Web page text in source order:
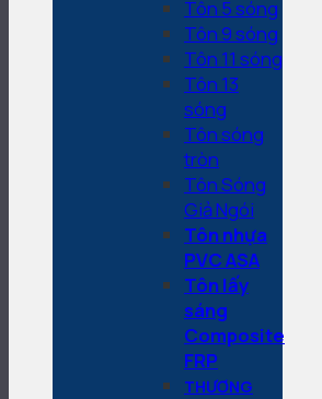
Tôn 5 sóng
Tôn 9 sóng
Tôn 11 sóng
Tôn 13
sóng
Tôn sóng
tròn
Tôn Sóng
Giả Ngói
Tôn nhựa
PVC ASA
Tôn lấy
sáng
Composite
FRP
THƯƠNG